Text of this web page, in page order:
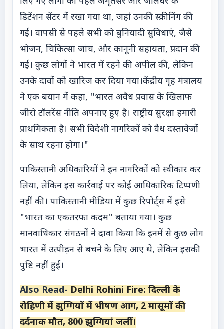
डिटेंशन सेंटर में रखा गया था, जहां उनकी स्क्रीनिंग की
गई। वापसी से पहले सभी को बुनियादी सुविधाएं, जैसे
भोजन, चिकित्सा जांच, और कानूनी सहायता, प्रदान की
गई। कुछ लोगों ने भारत में रहने की अपील की, लेकिन
उनके दावों को खारिज कर दिया गया।केंद्रीय गृह मंत्रालय
ने एक बयान में कहा, "भारत अवैध प्रवास के खिलाफ
जीरो टॉलरेंस नीति अपनाए हुए है। राष्ट्रीय सुरक्षा हमारी
प्राथमिकता है। सभी विदेशी नागरिकों को वैध दस्तावेजों
के साथ रहना होगा।"
पाकिस्तानी अधिकारियों ने इन नागरिकों को स्वीकार कर
लिया, लेकिन इस कार्रवाई पर कोई आधिकारिक टिप्पणी
नहीं की। पाकिस्तानी मीडिया में कुछ रिपोर्ट्स में इसे
"भारत का एकतरफा कदम" बताया गया। कुछ
मानवाधिकार संगठनों ने दावा किया कि इनमें से कुछ लोग
भारत में उत्पीड़न से बचने के लिए आए थे, लेकिन इसकी
पुष्टि नहीं हुई।
Also Read- Delhi Rohini Fire: दिल्ली के
रोहिणी में झुग्गियों में भीषण आग, 2 मासूमों की
दर्दनाक मौत, 800 झुग्गियां जलीं।